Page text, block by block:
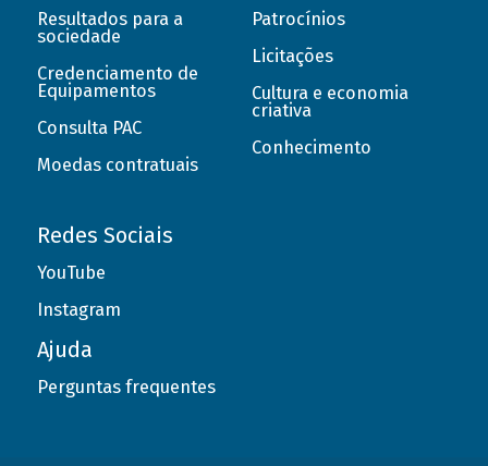
Resultados para a
sociedade
Credenciamento de
Equipamentos
Consulta PAC
Moedas contratuais
Patrocínios
Licitações
Cultura e economia
criativa
Conhecimento
Redes Sociais
YouTube
Instagram
Ajuda
Perguntas frequentes